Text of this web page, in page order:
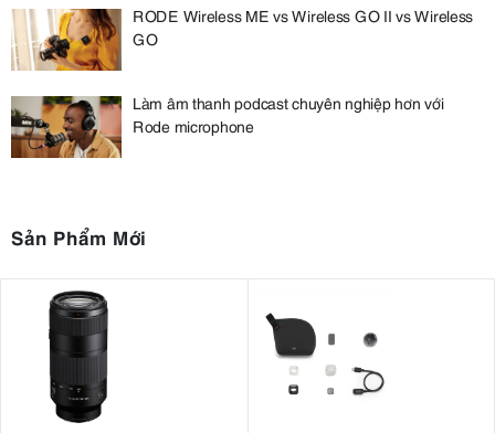
RODE Wireless ME vs Wireless GO II vs Wireless
GO
Làm âm thanh podcast chuyên nghiệp hơn với
Rode microphone
Sản Phẩm Mới